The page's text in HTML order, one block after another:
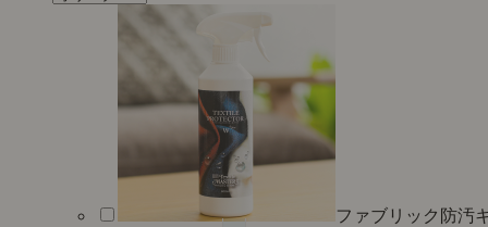
ファブリック防汚